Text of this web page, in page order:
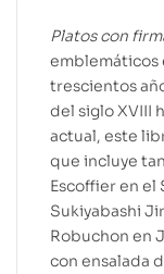
Platos con
emblemáticos
trescientos
del siglo XVIII
actual, este
que incluye
Escoffier en el
Sukiyabashi
Robuchon en
con ensalada